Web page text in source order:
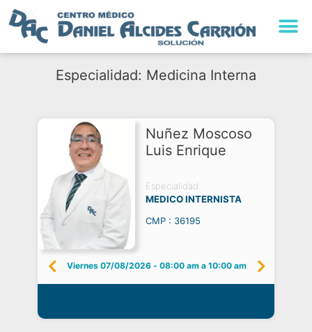
Especialidad: Medicina Interna
Nuñez Moscoso
Luis Enrique
Especialidad:
MEDICO INTERNISTA
CMP : 36195
Viernes 07/08/2026 - 08:00 am a 10:00 am